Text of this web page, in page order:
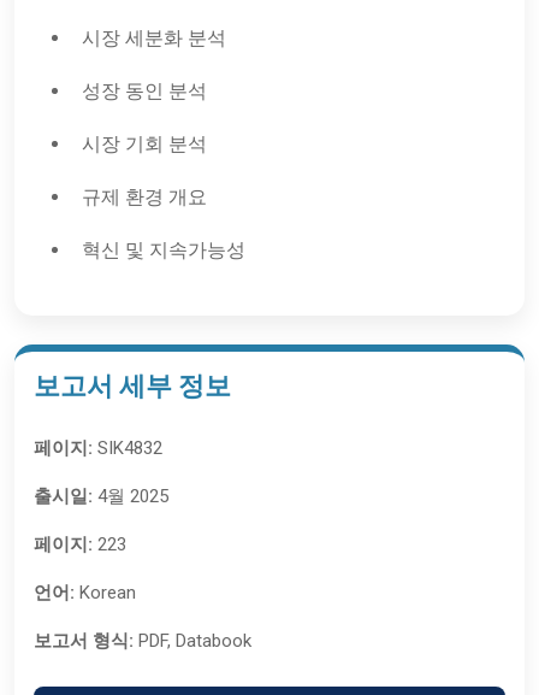
시장 세분화 분석
성장 동인 분석
시장 기회 분석
규제 환경 개요
혁신 및 지속가능성
보고서 세부 정보
페이지: SIK4832
출시일: 4월 2025
페이지: 223
언어: Korean
보고서 형식: PDF, Databook